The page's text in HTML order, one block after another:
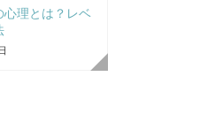
心理とは？レベ